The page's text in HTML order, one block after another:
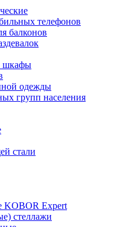
телефонов
балконов
шкафы
одежды
групп населения
стали
KOBOR Expert
стеллажи